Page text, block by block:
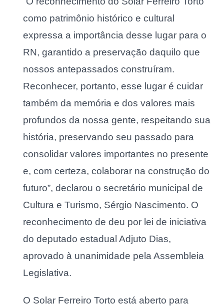
como patrimônio histórico e cultural
expressa a importância desse lugar para o
RN, garantido a preservação daquilo que
nossos antepassados construíram.
Reconhecer, portanto, esse lugar é cuidar
também da memória e dos valores mais
profundos da nossa gente, respeitando sua
história, preservando seu passado para
consolidar valores importantes no presente
e, com certeza, colaborar na construção do
futuro”, declarou o secretário municipal de
Cultura e Turismo, Sérgio Nascimento. O
reconhecimento de deu por lei de iniciativa
do deputado estadual Adjuto Dias,
aprovado à unanimidade pela Assembleia
Legislativa.
O Solar Ferreiro Torto está aberto para